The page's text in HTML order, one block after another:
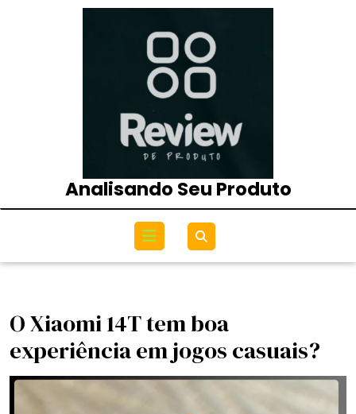
Analisando Seu Produto
Open
Menu
O Xiaomi 14T tem boa
experiência em jogos casuais?